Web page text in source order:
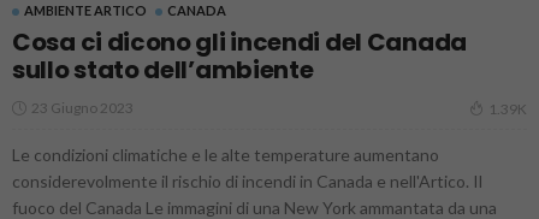
AMBIENTE ARTICO CANADA
Cosa ci dicono gli incendi del Canada
sullo stato dell’ambiente
23 Giugno 2023 1.39K
Le condizioni climatiche e le alte temperature aumentano
considerevolmente il rischio di incendi in Canada e nell'Artico. Il
fuoco del Canada Le immagini di una New York ammantata da una